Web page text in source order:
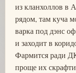
из кланхоллов в
рядом, там куча
варка под дэнс
и заходит в
Фармится ради
проще их